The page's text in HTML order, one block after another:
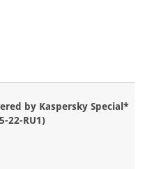
by Kaspersky Special*
22-RU1)